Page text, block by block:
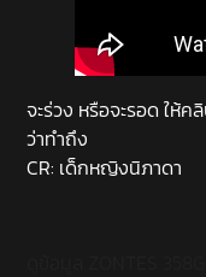
จะร่วง หรือจะรอด ให้
ว่าทำถึง
CR: เด็กหญิงนิภาดา